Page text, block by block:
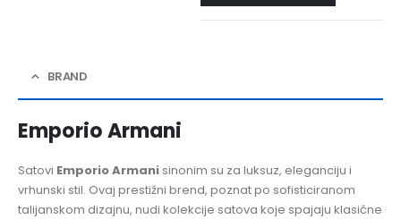
BRAND
Emporio Armani
Satovi Emporio Armani sinonim su za luksuz, eleganciju i
vrhunski stil. Ovaj prestižni brend, poznat po sofisticiranom
talijanskom dizajnu, nudi kolekcije satova koje spajaju klasične